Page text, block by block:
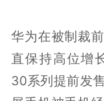
华为在被制裁
直保持高位增
30系列提前发